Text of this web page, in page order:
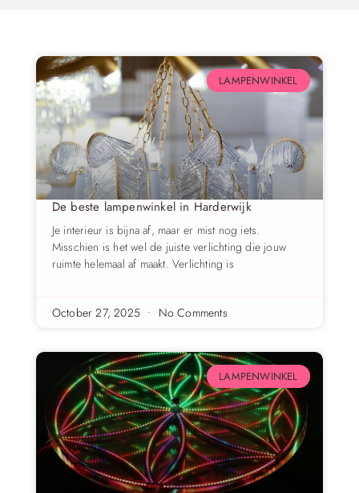
LAMPENWINKEL
De beste lampenwinkel in Harderwijk
Je interieur is bijna af, maar er mist nog iets.
Misschien is het wel de juiste verlichting die jouw
ruimte helemaal af maakt. Verlichting is
October 27, 2025 No Comments
LAMPENWINKEL